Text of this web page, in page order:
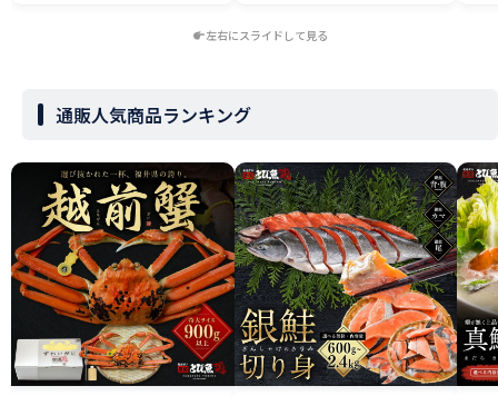
左右にスライドして見る
通販人気商品ランキング